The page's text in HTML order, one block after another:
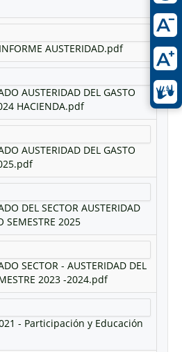
AUSTERIDAD.pdf
AUSTERIDAD DEL GASTO
HACIENDA.pdf
AUSTERIDAD DEL GASTO
DEL SECTOR AUSTERIDAD
SEMESTRE 2025
SECTOR - AUSTERIDAD DEL
2023 -2024.pdf
- Participación y Educación